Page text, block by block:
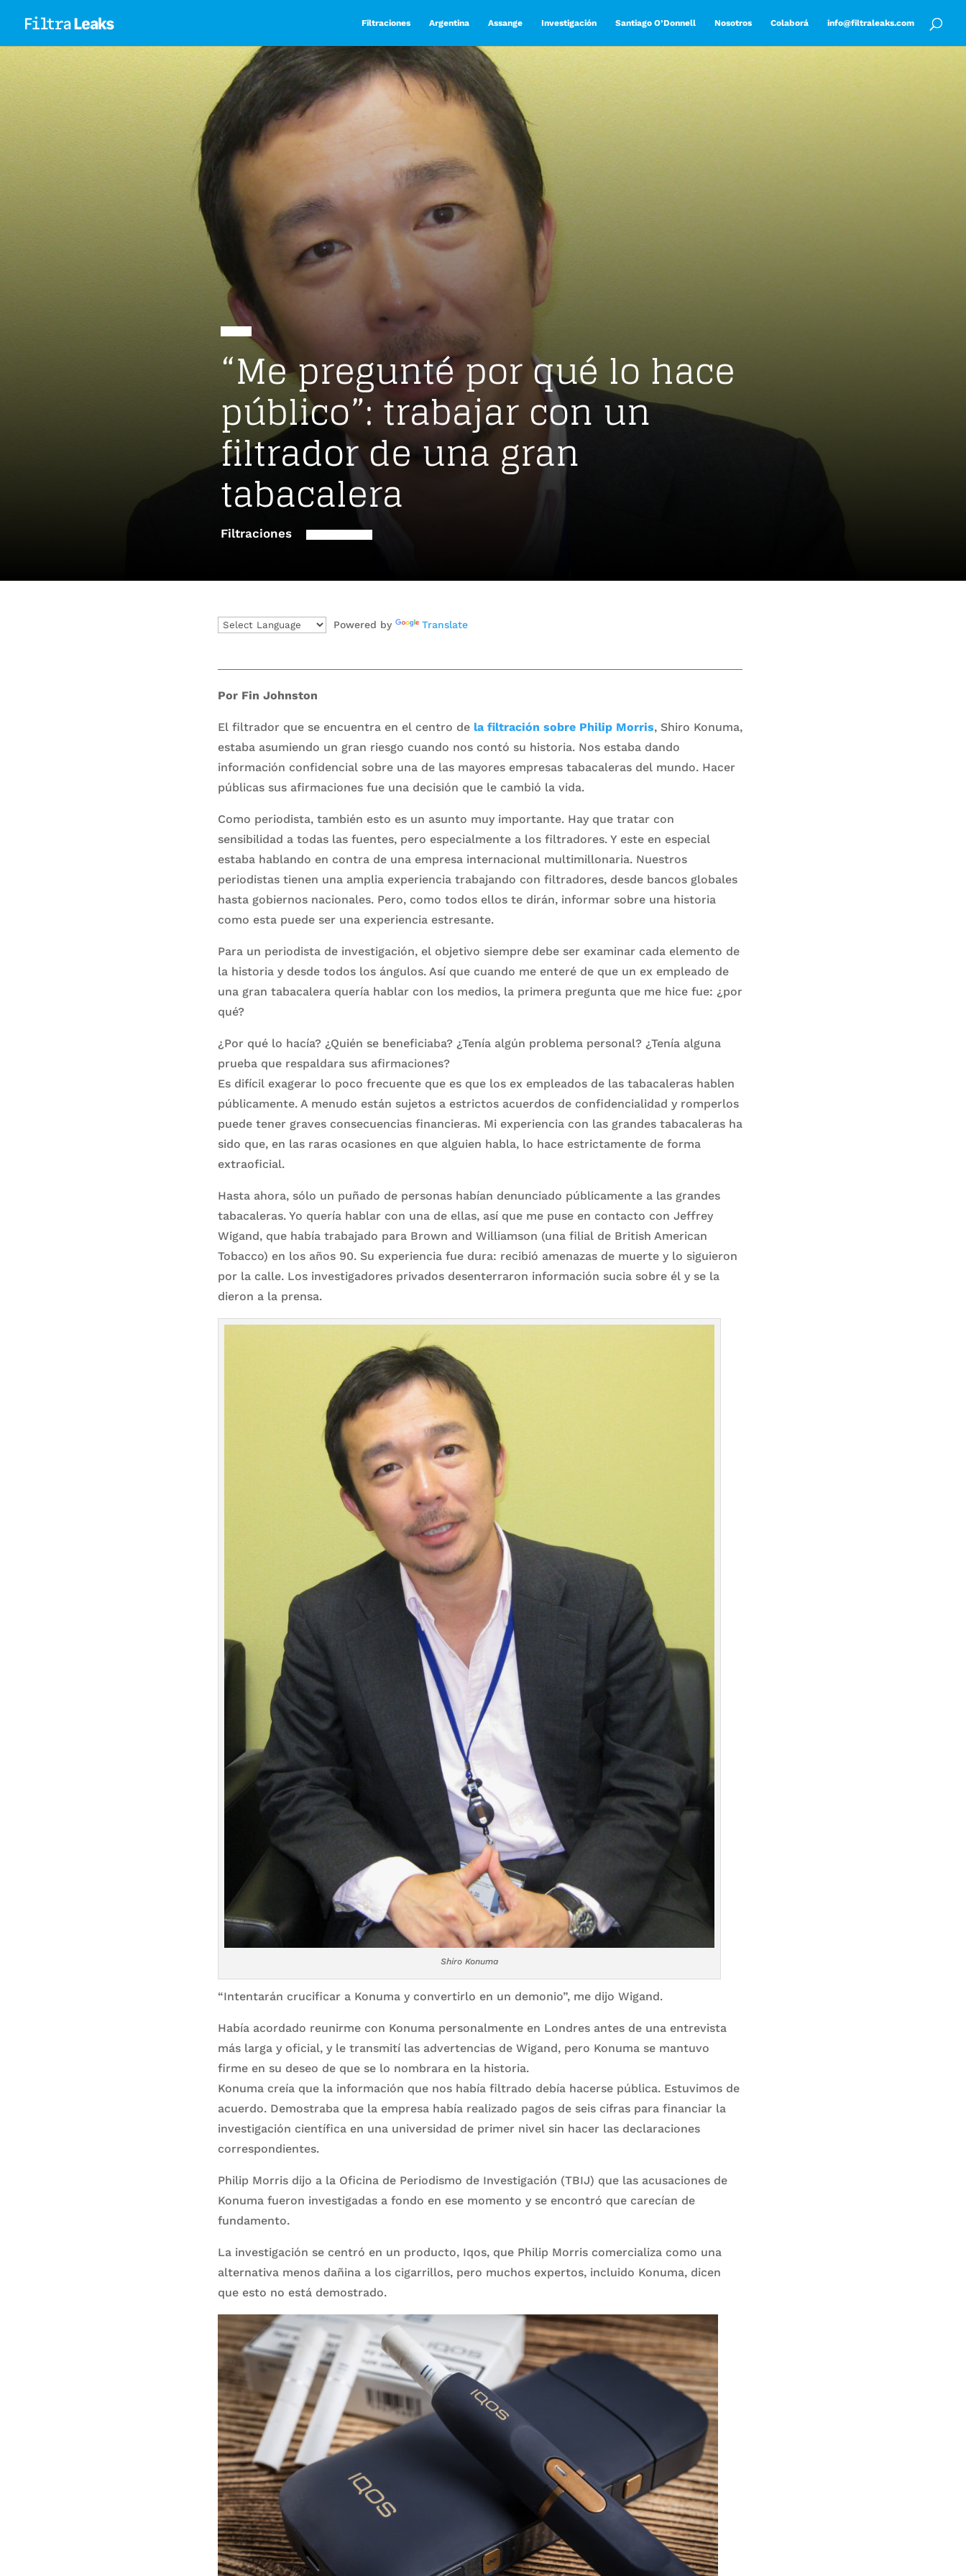
Filtraciones Argentina Assange Investigación Santiago O’Donnell Nosotros Colaborá info@filtraleaks.com
“Me pregunté por qué lo hace
público”: trabajar con un
filtrador de una gran
tabacalera
Filtraciones
Powered by Translate
Por Fin Johnston
El filtrador que se encuentra en el centro de la filtración sobre Philip Morris, Shiro Konuma,
estaba asumiendo un gran riesgo cuando nos contó su historia. Nos estaba dando
información confidencial sobre una de las mayores empresas tabacaleras del mundo. Hacer
públicas sus afirmaciones fue una decisión que le cambió la vida.
Como periodista, también esto es un asunto muy importante. Hay que tratar con
sensibilidad a todas las fuentes, pero especialmente a los filtradores. Y este en especial
estaba hablando en contra de una empresa internacional multimillonaria. Nuestros
periodistas tienen una amplia experiencia trabajando con filtradores, desde bancos globales
hasta gobiernos nacionales. Pero, como todos ellos te dirán, informar sobre una historia
como esta puede ser una experiencia estresante.
Para un periodista de investigación, el objetivo siempre debe ser examinar cada elemento de
la historia y desde todos los ángulos. Así que cuando me enteré de que un ex empleado de
una gran tabacalera quería hablar con los medios, la primera pregunta que me hice fue: ¿por
qué?
¿Por qué lo hacía? ¿Quién se beneficiaba? ¿Tenía algún problema personal? ¿Tenía alguna
prueba que respaldara sus afirmaciones?
Es difícil exagerar lo poco frecuente que es que los ex empleados de las tabacaleras hablen
públicamente. A menudo están sujetos a estrictos acuerdos de confidencialidad y romperlos
puede tener graves consecuencias financieras. Mi experiencia con las grandes tabacaleras ha
sido que, en las raras ocasiones en que alguien habla, lo hace estrictamente de forma
extraoficial.
Hasta ahora, sólo un puñado de personas habían denunciado públicamente a las grandes
tabacaleras. Yo quería hablar con una de ellas, así que me puse en contacto con Jeffrey
Wigand, que había trabajado para Brown and Williamson (una filial de British American
Tobacco) en los años 90. Su experiencia fue dura: recibió amenazas de muerte y lo siguieron
por la calle. Los investigadores privados desenterraron información sucia sobre él y se la
dieron a la prensa.
Shiro Konuma
“Intentarán crucificar a Konuma y convertirlo en un demonio”, me dijo Wigand.
Había acordado reunirme con Konuma personalmente en Londres antes de una entrevista
más larga y oficial, y le transmití las advertencias de Wigand, pero Konuma se mantuvo
firme en su deseo de que se lo nombrara en la historia.
Konuma creía que la información que nos había filtrado debía hacerse pública. Estuvimos de
acuerdo. Demostraba que la empresa había realizado pagos de seis cifras para financiar la
investigación científica en una universidad de primer nivel sin hacer las declaraciones
correspondientes.
Philip Morris dijo a la Oficina de Periodismo de Investigación (TBIJ) que las acusaciones de
Konuma fueron investigadas a fondo en ese momento y se encontró que carecían de
fundamento.
La investigación se centró en un producto, Iqos, que Philip Morris comercializa como una
alternativa menos dañina a los cigarrillos, pero muchos expertos, incluido Konuma, dicen
que esto no está demostrado.